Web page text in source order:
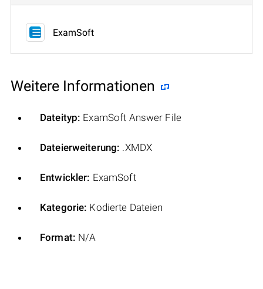
ExamSoft
Weitere Informationen
Dateityp: ExamSoft Answer File
Dateierweiterung: .XMDX
Entwickler: ExamSoft
Kategorie: Kodierte Dateien
Format: N/A